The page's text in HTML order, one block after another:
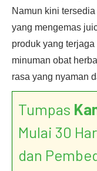
Namun kini
yang mengemas
produk yang
minuman obat
rasa yang nyaman
Tumpas
Mulai 30
dan